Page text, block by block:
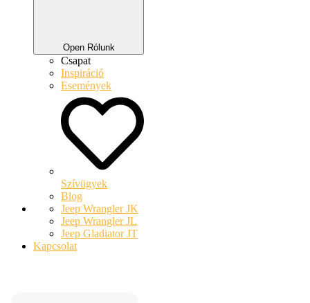
Open Rólunk
Csapat
Inspiráció
Események
Szívügyek
Blog
Jeep Wrangler JK
Jeep Wrangler JL
Jeep Gladiator JT
Kapcsolat